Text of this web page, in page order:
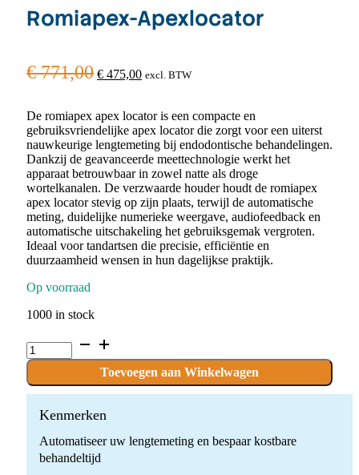
Romiapex-Apexlocator
€771,00ORIGINAL
WAS:
€ 771,00.
€ 475,00CURRENT
IS:
€ 475,00.
excl. BTW
De romiapex apex locator is een compacte en
gebruiksvriendelijke apex locator die zorgt voor een uiterst
nauwkeurige lengtemeting bij endodontische behandelingen.
Dankzij de geavanceerde meettechnologie werkt het
apparaat betrouwbaar in zowel natte als droge
wortelkanalen. De verzwaarde houder houdt de romiapex
apex locator stevig op zijn plaats, terwijl de automatische
meting, duidelijke numerieke weergave, audiofeedback en
automatische uitschakeling het gebruiksgemak vergroten.
Ideaal voor tandartsen die precisie, efficiëntie en
duurzaamheid wensen in hun dagelijkse praktijk.
Op voorraad
1000 in stock
Romiapex-
Apexlocator
Toevoegen aan Winkelwagen
Kenmerken
Automatiseer uw lengtemeting en bespaar kostbare
behandeltijd